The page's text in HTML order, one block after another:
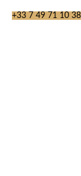
+33 7 49 71 10 38